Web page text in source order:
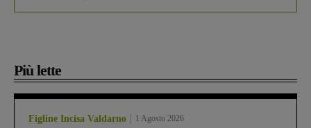
Più lette
Figline Incisa Valdarno 1 Agosto 2026